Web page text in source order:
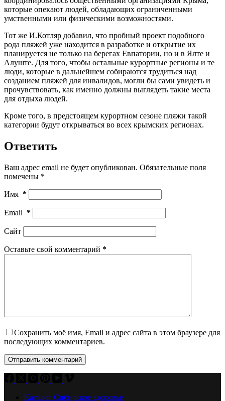
которые опекают людей, обладающих ограниченными
умственными или физическими возможностями.
Тот же И.Котляр добавил, что пробный проект подобного
рода пляжей уже находится в разработке и открытие их
планируется не только на берегах Евпатории, но и в Ялте и
Алуште. Для того, чтобы остальные курортные регионы и те
люди, которые в дальнейшем собираются трудиться над
созданием пляжей для инвалидов, могли бы сами увидеть и
прочувствовать, как именно должны выглядеть такие места
для отдыха людей.
Кроме того, в предстоящем курортном сезоне пляжи такой
категории будут открываться во всех крымских регионах.
Ответить
Ваш адрес email не будет опубликован. Обязательные поля
помечены *
Имя *
Email *
Сайт
Оставьте свой комментарий *
Сохранить моё имя, Email и адрес сайта в этом браузере для
последующих комментариев.
Отправить комментарий
Каталог Сибирское здоровье